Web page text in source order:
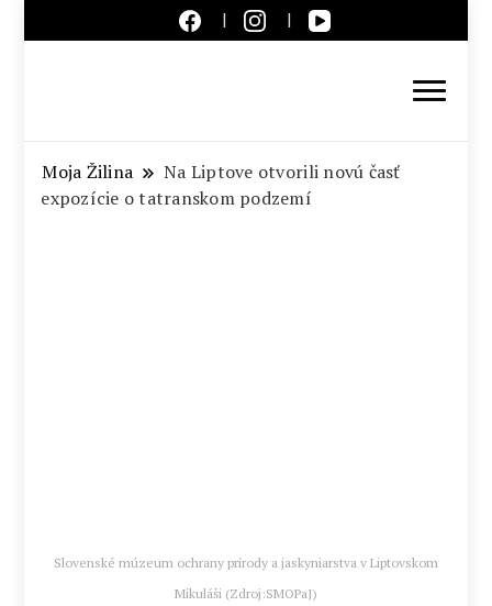
Slovensko
Moja Žilina
Na Liptove otvorili novú časť
expozície o tatranskom podzemí
Slovenské múzeum ochrany prírody a jaskyniarstva v Liptovskom
Mikuláši (Zdroj:SMOPaJ)